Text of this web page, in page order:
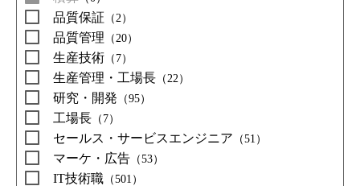
品質保証 （2）
品質管理 （20）
生産技術 （7）
生産管理・工場長 （22）
研究・開発 （95）
工場長 （7）
セールス・サービスエンジニア （51）
マーケ・広告 （53）
IT技術職 （501）